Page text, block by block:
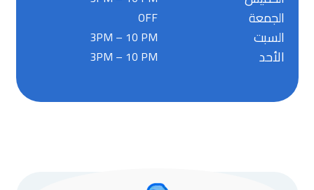
OFF الجمعة
3PM – 10 PM السبت
3PM – 10 PM الأحد